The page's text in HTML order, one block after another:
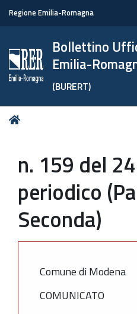
Regione Emilia-Romagna
Bollettino
Emilia-
(BURERT)
Tu
n. 159 del
periodico
Seconda)
Comune di Modena
COMUNICATO